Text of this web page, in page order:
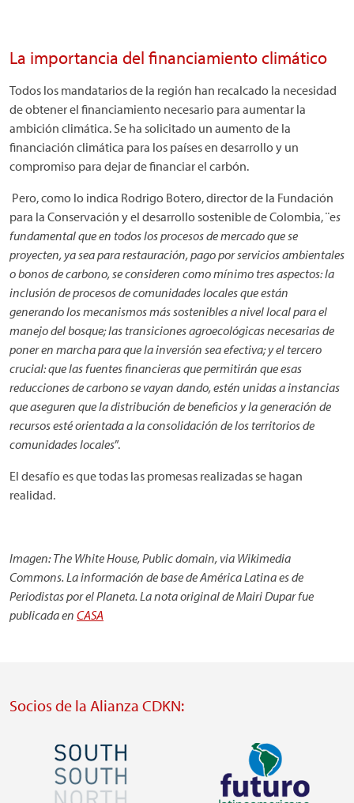
La importancia del financiamiento climático
Todos los mandatarios de la región han recalcado la necesidad
de obtener el financiamiento necesario para aumentar la
ambición climática. Se ha solicitado un aumento de la
financiación climática para los países en desarrollo y un
compromiso para dejar de financiar el carbón.
Pero, como lo indica Rodrigo Botero, director de la Fundación
para la Conservación y el desarrollo sostenible de Colombia, ¨es
fundamental que en todos los procesos de mercado que se
proyecten, ya sea para restauración, pago por servicios ambientales
o bonos de carbono, se consideren como mínimo tres aspectos: la
inclusión de procesos de comunidades locales que están
generando los mecanismos más sostenibles a nivel local para el
manejo del bosque; las transiciones agroecológicas necesarias de
poner en marcha para que la inversión sea efectiva; y el tercero
crucial: que las fuentes financieras que permitirán que esas
reducciones de carbono se vayan dando, estén unidas a instancias
que aseguren que la distribución de beneficios y la generación de
recursos esté orientada a la consolidación de los territorios de
comunidades locales”.
El desafío es que todas las promesas realizadas se hagan
realidad.
Imagen: The White House, Public domain, via Wikimedia
Commons. La información de base de América Latina es de
Periodistas por el Planeta. La nota original de Mairi Dupar fue
publicada en CASA
Socios de la Alianza CDKN:
Imagen Imagen